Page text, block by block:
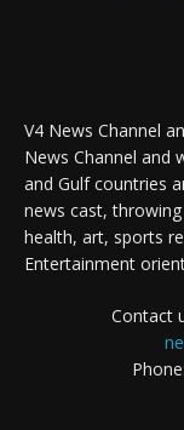
V4 News Channel
News Channel and
and Gulf countries
news cast,
health, art, sports
Entertainment
Contact
Phone: